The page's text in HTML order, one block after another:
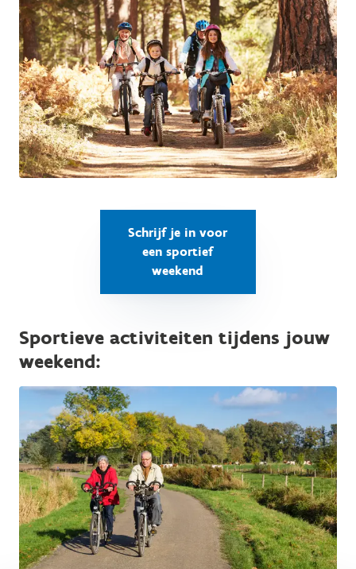
Schrijf je in voor
een sportief
weekend
Sportieve activiteiten tijdens jouw
weekend: